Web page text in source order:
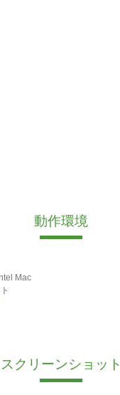
動作環境
Mac
スクリーンショット